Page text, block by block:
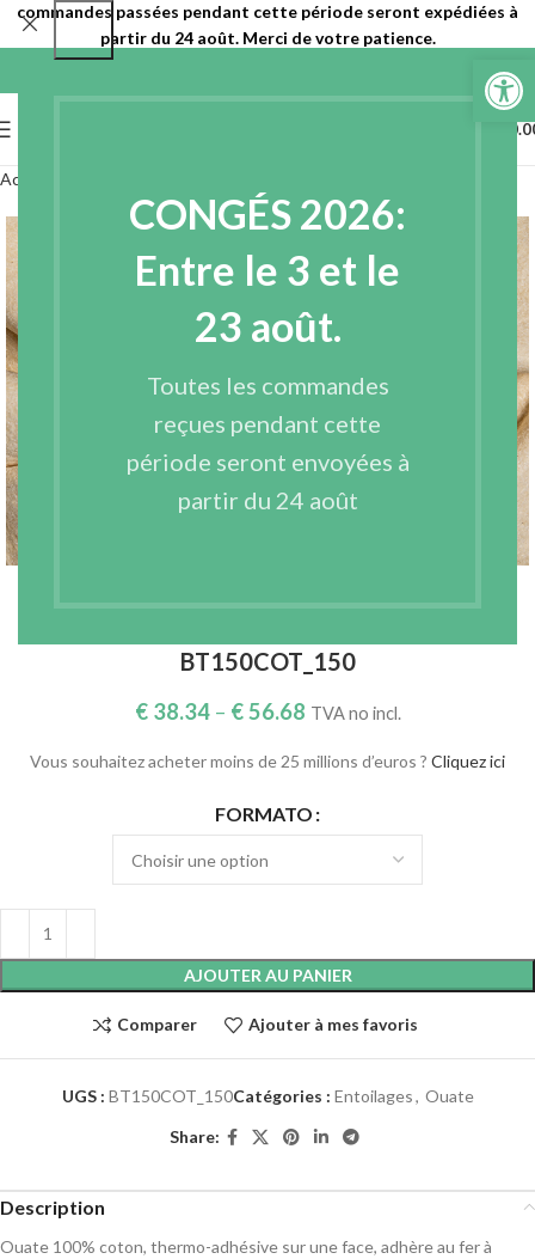
CONGÉS 2026:
Entre le 3 et le
23 août.
Toutes les commandes
reçues pendant cette
période seront envoyées à
partir du 24 août
Ouvrir
Accueil
OUATE 100% COTON THERMOCOLLANT –
BT150COT_150
€38.34– €56.68 TVA no incl.
Vous souhaitez acheter moins de 25 millions d’euros ? Cliquez ici
FORMATO
AJOUTER AU PANIER
Comparer Ajouter à mes favoris
UGS : BT150COT_150Catégories : Entoilages, Ouate
Share:
Description
Ouate 100% coton, thermo-adhésive sur une face, adhère au fer à
commandes passées pendant cette période seront expédiées à
partir du 24 août. Merci de votre patience.